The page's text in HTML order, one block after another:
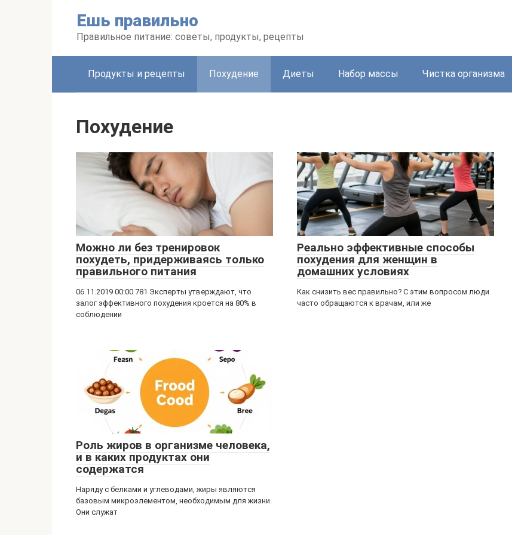
Ешь правильно
Правильное питание: советы, продукты, рецепты
Продукты и рецепты Похудение Диеты Набор массы Чистка организма
Похудение
Можно ли без тренировок
похудеть, придерживаясь только
правильного питания
06.11.2019 00:00 781 Эксперты утверждают, что
залог эффективного похудения кроется на 80% в
соблюдении
Реально эффективные способы
похудения для женщин в
домашних условиях
Как сни­зить вес пра­виль­но? С этим вопро­сом люди
часто обра­ща­ют­ся к вра­чам, или же
Роль жиров в организме человека,
и в каких продуктах они
содержатся
Наряду с белками и углеводами, жиры являются
базовым микроэлементом, необходимым для жизни.
Они служат